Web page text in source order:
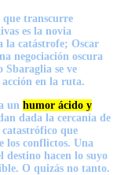
que transcurre
es la novia
la catástrofe; Oscar
negociación oscura
se ve
en la ruta.
un humor ácido y
dada la cercanía de
que
los conflictos. Una
destino hacen lo suyo
O quizás no tanto.